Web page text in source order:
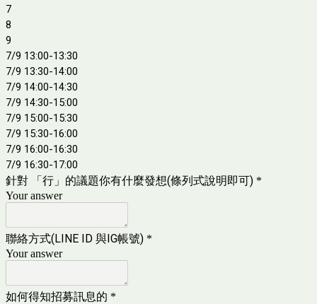
7
8
9
7/9 13:00-13:30
7/9 13:30-14:00
7/9 14:00-14:30
7/9 14:30-15:00
7/9 15:00-15:30
7/9 15:30-16:00
7/9 16:00-16:30
7/9 16:30-17:00
針對 「行」的議題你有什麼發想(條列式說明即可) *
Your answer
聯絡方式(LINE ID 與IG帳號) *
Your answer
如何得知招募訊息的 *